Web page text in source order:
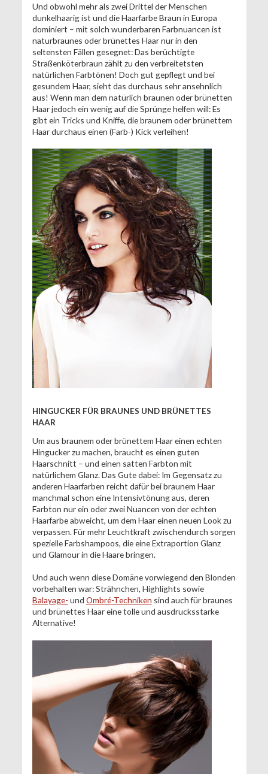
Und obwohl mehr als zwei Drittel der Menschen
dunkelhaarig ist und die Haarfarbe Braun in Europa
dominiert – mit solch wunderbaren Farbnuancen ist
naturbraunes oder brünettes Haar nur in den
seltensten Fällen gesegnet: Das berüchtigte
Straßenköterbraun zählt zu den verbreitetsten
natürlichen Farbtönen! Doch gut gepflegt und bei
gesundem Haar, sieht das durchaus sehr ansehnlich
aus! Wenn man dem natürlich braunen oder brünetten
Haar jedoch ein wenig auf die Sprünge helfen will: Es
gibt ein Tricks und Kniffe, die braunem oder brünettem
Haar durchaus einen (Farb-) Kick verleihen!
HINGUCKER FÜR BRAUNES UND BRÜNETTES
HAAR
Um aus braunem oder brünettem Haar einen echten
Hingucker zu machen, braucht es einen guten
Haarschnitt – und einen satten Farbton mit
natürlichem Glanz. Das Gute dabei: Im Gegensatz zu
anderen Haarfarben reicht dafür bei braunem Haar
manchmal schon eine Intensivtönung aus, deren
Farbton nur ein oder zwei Nuancen von der echten
Haarfarbe abweicht, um dem Haar einen neuen Look zu
verpassen. Für mehr Leuchtkraft zwischendurch sorgen
spezielle Farbshampoos, die eine Extraportion Glanz
und Glamour in die Haare bringen.
Und auch wenn diese Domäne vorwiegend den Blonden
vorbehalten war: Strähnchen, Highlights sowie
Balayage- und Ombré-Techniken sind auch für braunes
und brünettes Haar eine tolle und ausdrucksstarke
Alternative!